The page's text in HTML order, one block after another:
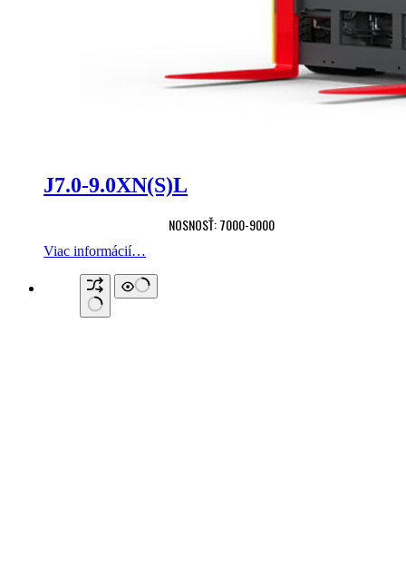
J7.0-9.0XN(S)L
NOSNOSŤ: 7000-9000
Viac informácií…